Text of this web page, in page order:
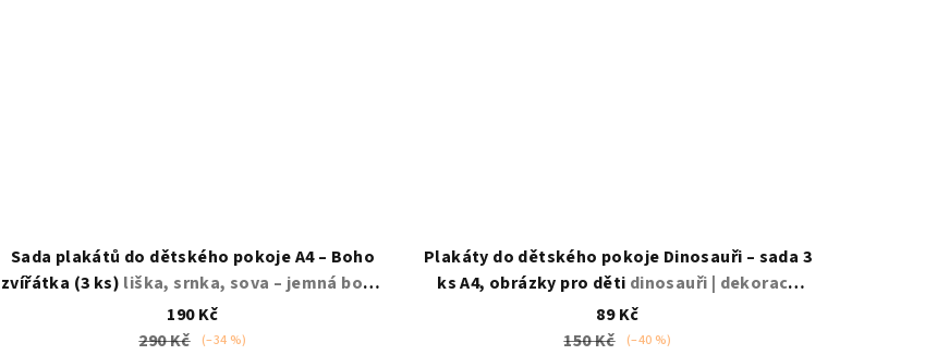
Sada plakátů do dětského pokoje A4 – Boho
zvířátka (3 ks) liška, srnka, sova – jemná boho
dekorace
190 Kč
290 Kč
(–34 %)
Plakáty do dětského pokoje Dinosauři – sada 3
ks A4, obrázky pro děti dinosauři | dekorace
pokojíček
89 Kč
150 Kč
(–40 %)